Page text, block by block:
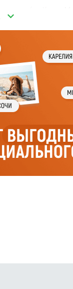
(ул. Озен-
этажа и
«Стандарт
номерах
Питание
№2
детей.
бильярд на